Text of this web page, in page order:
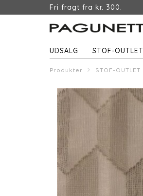
Fri fragt fra kr. 300.
UDSALG STOF-OUTLET
Produkter STOF-OUTLET